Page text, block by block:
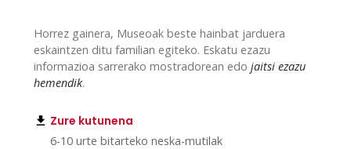
Horrez gainera, Museoak beste hainbat jarduera
eskaintzen ditu familian egiteko. Eskatu ezazu
informazioa sarrerako mostradorean edo jaitsi ezazu
hemendik.
Zure kutunena
6-10 urte bitarteko neska-mutilak